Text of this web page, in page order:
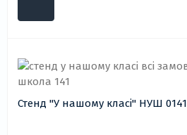
Стенд "У нашому класі" НУШ 0141